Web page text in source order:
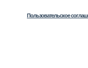
Пользовательское